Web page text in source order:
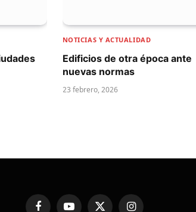
NOTICIAS Y ACTUALIDAD
Edificios de otra época ante
nuevas normas
23 febrero, 2026